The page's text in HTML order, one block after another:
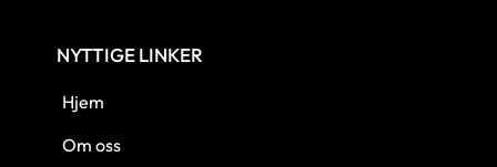
NYTTIGE LINKER
Hjem
Om oss